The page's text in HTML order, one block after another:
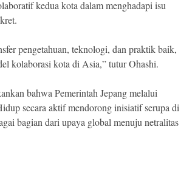
kedua kota dalam menghadapi isu
pengetahuan, teknologi, dan praktik baik,
kolaborasi kota di Asia,” tutur Ohashi.
bahwa Pemerintah Jepang melalui
secara aktif mendorong inisiatif serupa di
bagian dari upaya global menuju netralitas